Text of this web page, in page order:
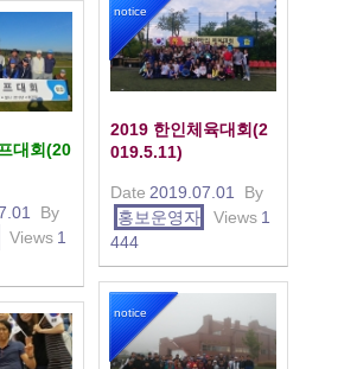
notice
2019 한인체육대회(2
019.5.11)
Date 2019.07.01
By
홍보운영자
Views 1
444
대회(20
By
Views 1
notice